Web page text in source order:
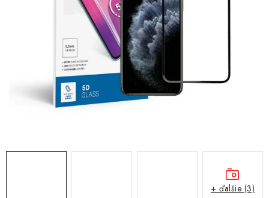
SLÚCHADLÁ, REPRODUKTORY A MIKROFÓNY
AUTO MOTO
EXKLUZÍVNE ZNAČKY
PAMÄŤOVÉ KARTY A DISKY
+ ďalšie (3)